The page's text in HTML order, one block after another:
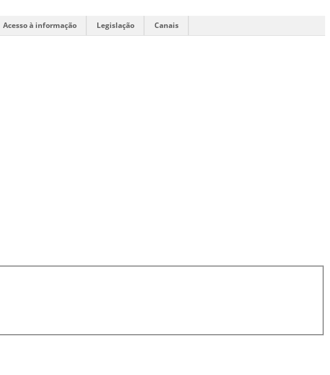
Acesso à informação Legislação Canais